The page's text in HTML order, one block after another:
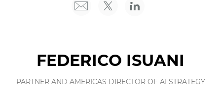
FEDERICO ISUANI
PARTNER AND AMERICAS DIRECTOR OF AI STRATEGY